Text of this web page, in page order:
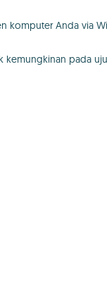
komputer Anda via
kemungkinan pada